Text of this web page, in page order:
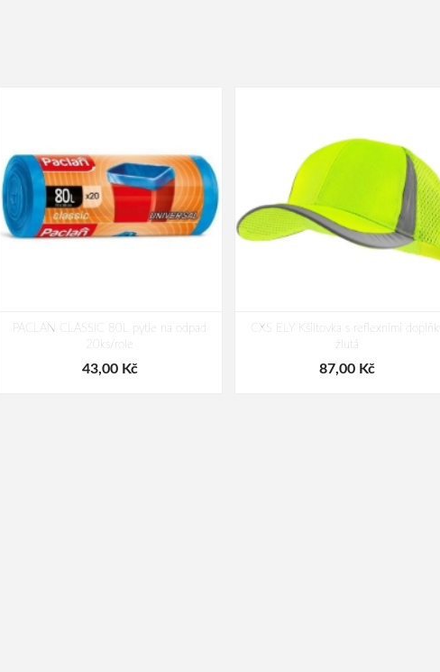
PACLAN CLASSIC 80L pytle na odpad
20ks/role
43,00 Kč
CXS ELY Kšiltovka s reflexními doplňky
žlutá
87,00 Kč